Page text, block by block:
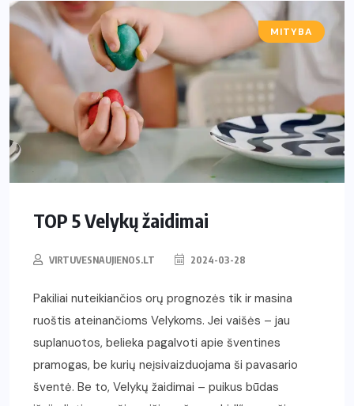
MITYBA
TOP 5 Velykų žaidimai
VIRTUVESNAUJIENOS.LT 2024-03-28
Pakiliai nuteikiančios orų prognozės tik ir masina
ruoštis ateinančioms Velykoms. Jei vaišės – jau
suplanuotos, belieka pagalvoti apie šventines
pramogas, be kurių neįsivaizduojama ši pavasario
šventė. Be to, Velykų žaidimai – puikus būdas